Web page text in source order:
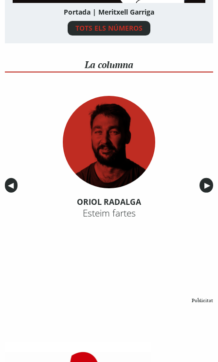
Portada | Meritxell Garriga
TOTS ELS NÚMEROS
La columna
Anterior
◀︎ ▶︎
ORIOL RADALGA
Esteim fartes
Publicitat